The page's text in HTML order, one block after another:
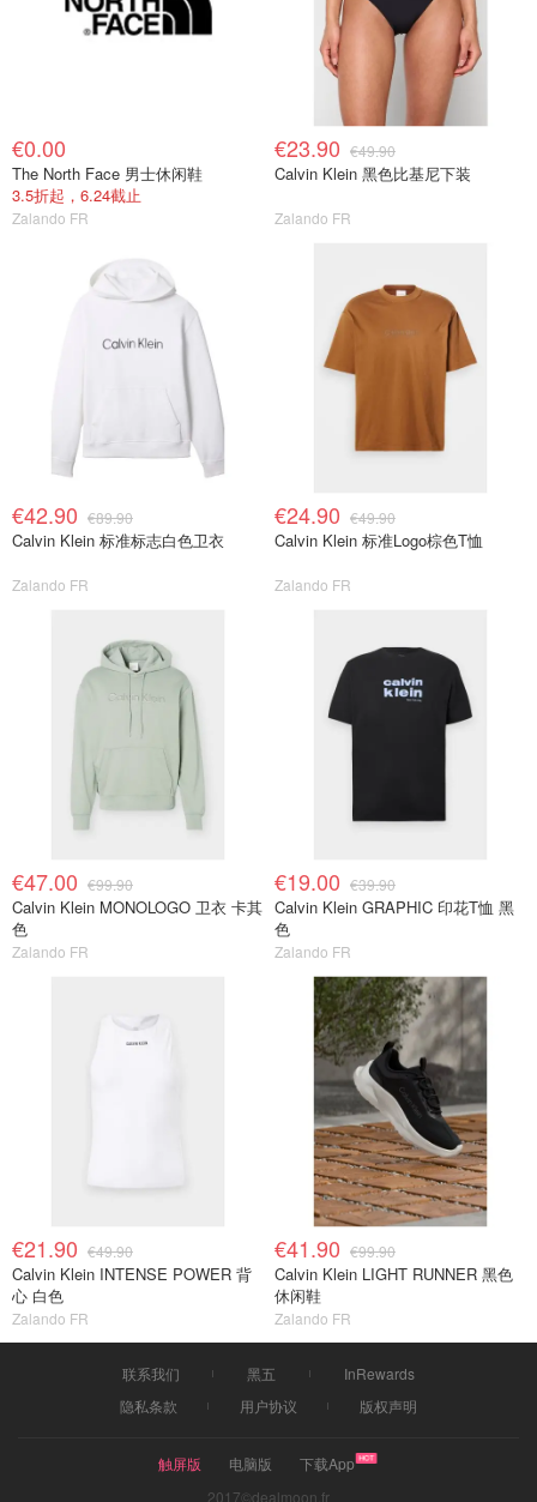
€0.00
The North Face 男士休闲鞋
3.5折起，6.24截止
Zalando FR
€23.90 €49.90
Calvin Klein 黑色比基尼下装
Zalando FR
€42.90 €89.90
Calvin Klein 标准标志白色卫衣
Zalando FR
€24.90 €49.90
Calvin Klein 标准Logo棕色T恤
Zalando FR
€47.00 €99.90
Calvin Klein MONOLOGO 卫衣 卡其
色
Zalando FR
€19.00 €39.90
Calvin Klein GRAPHIC 印花T恤 黑
色
Zalando FR
€21.90 €49.90
Calvin Klein INTENSE POWER 背
心 白色
Zalando FR
€41.90 €99.90
Calvin Klein LIGHT RUNNER 黑色
休闲鞋
Zalando FR
联系我们 黑五
InRewards
隐私条款
用户协议 版权声明
触屏版 电脑版
下载App
2017©dealmoon.fr